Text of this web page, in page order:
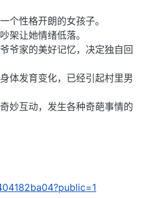
个性格开朗的女孩子。
架让她情绪低落。
爷家的美好记忆，决定独自回
体发育变化，已经引起村里男
妙互动，发生各种奇葩事情的